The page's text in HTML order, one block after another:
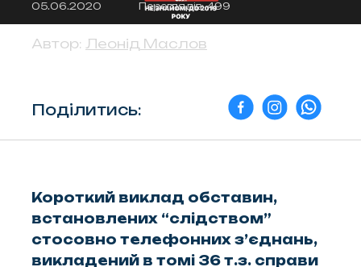
05.06.2020 Переглядів: 499
Автор: Леонід Маслов
Поділитись:
Короткий виклад обставин,
встановлених “слідством”
стосовно телефонних з’єднань,
викладений в томі 36 т.з. справи